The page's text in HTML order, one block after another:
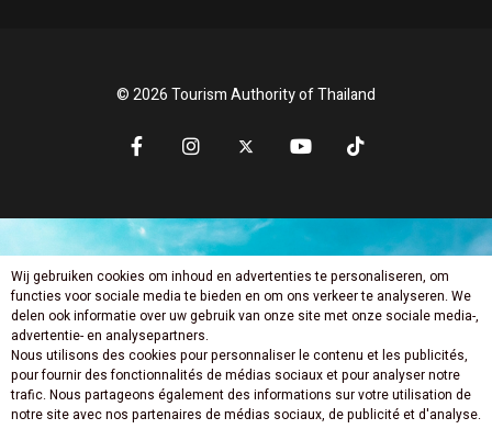
© 2026 Tourism Authority of Thailand
Mis niets nieuws
Wij gebruiken cookies om inhoud en advertenties te personaliseren, om
functies voor sociale media te bieden en om ons verkeer te analyseren. We
delen ook informatie over uw gebruik van onze site met onze sociale media-,
advertentie- en analysepartners.
Nous utilisons des cookies pour personnaliser le contenu et les publicités,
pour fournir des fonctionnalités de médias sociaux et pour analyser notre
trafic. Nous partageons également des informations sur votre utilisation de
notre site avec nos partenaires de médias sociaux, de publicité et d'analyse.